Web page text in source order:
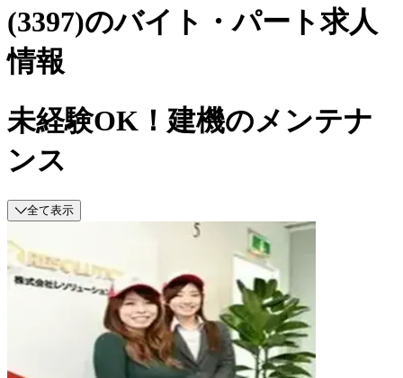
(3397)のバイト・パート求人
情報
未経験OK！建機のメンテナ
ンス
全て表示